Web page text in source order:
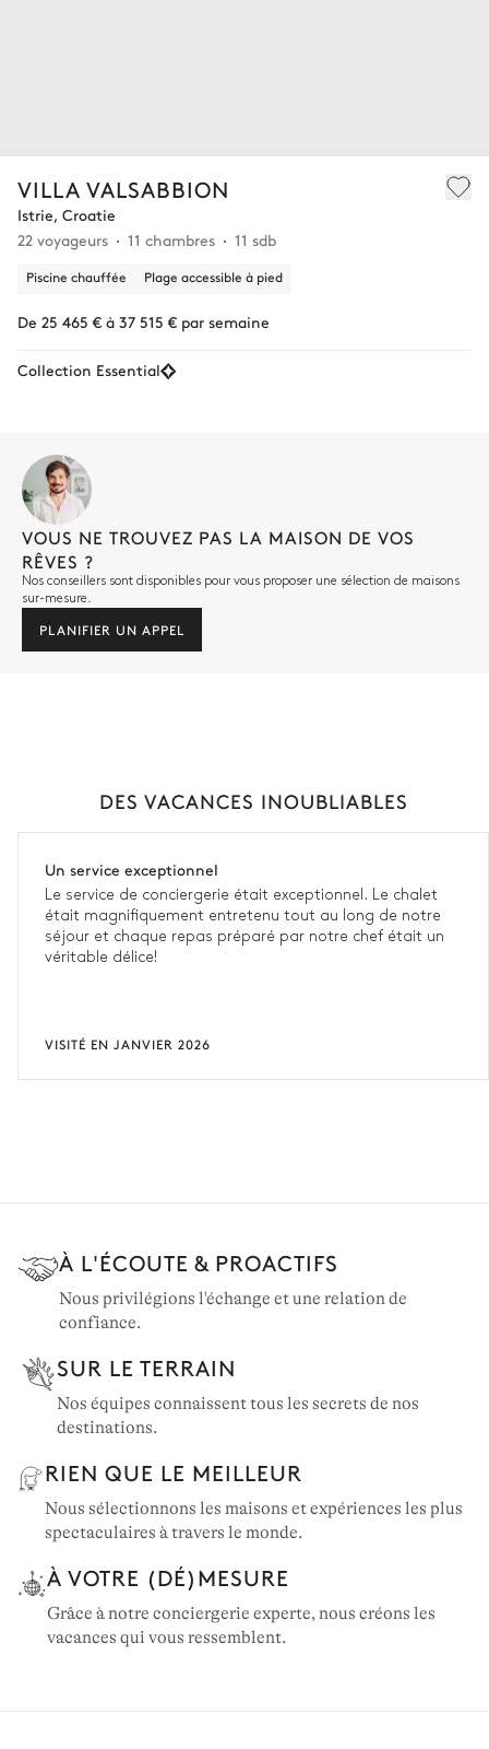
VILLA VALSABBION
Istrie, Croatie
22 voyageurs
11 chambres 11 sdb
Piscine chauffée Plage accessible à pied
De 25 465 € à 37 515 € par semaine
Collection Essential
VOUS NE TROUVEZ PAS LA MAISON DE VOS
RÊVES ?
Nos conseillers sont disponibles pour vous proposer une sélection de maisons
sur-mesure.
PLANIFIER UN APPEL
DES VACANCES INOUBLIABLES
Un service exceptionnel
Le service de conciergerie était exceptionnel. Le chalet
était magnifiquement entretenu tout au long de notre
séjour et chaque repas préparé par notre chef était un
véritable délice!
VISITÉ EN JANVIER 2026
À L'ÉCOUTE & PROACTIFS
Nous privilégions l'échange et une relation de
confiance.
SUR LE TERRAIN
Nos équipes connaissent tous les secrets de nos
destinations.
RIEN QUE LE MEILLEUR
Nous sélectionnons les maisons et expériences les plus
spectaculaires à travers le monde.
À VOTRE (DÉ)MESURE
Grâce à notre conciergerie experte, nous créons les
vacances qui vous ressemblent.